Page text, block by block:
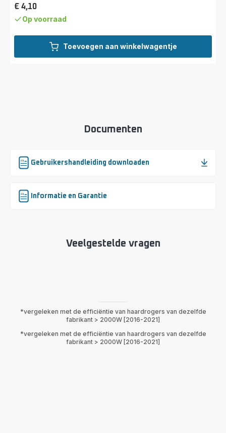
Toevoegen aan winkelwagentje
Prijs
€ 4,10
Op voorraad
Documenten
Gebruikershandleiding downloaden
Informatie en Garantie
Veelgestelde vragen
*vergeleken met de efficiëntie van haardrogers van dezelfde
fabrikant > 2000W [2016-2021]
*vergeleken met de efficiëntie van haardrogers van dezelfde
fabrikant > 2000W [2016-2021]